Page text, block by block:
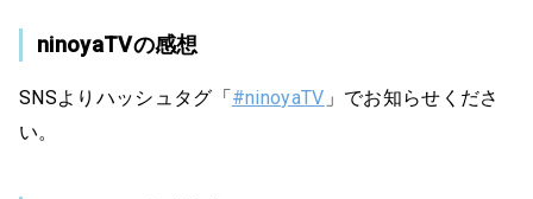
ninoyaTVの感想
SNSよりハッシュタグ「 #ninoyaTV 」でお知らせくださ
い。